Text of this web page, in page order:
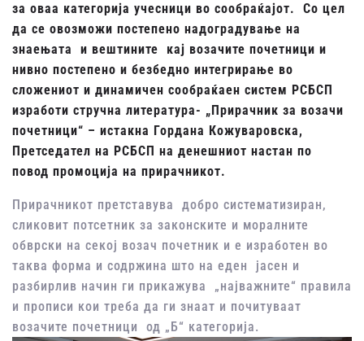
за оваа категорија учесници во сообраќајот. Со цел
да се овозможи постепено надоградување на
знаењата и вештините кај возачите почетници и
нивно постепено и безбедно интегрирање во
сложениот и динамичен сообраќаен систем РСБСП
изработи стручна литература- „Прирачник за возачи
почетници“ – истакна Гордана Кожуваровска,
Претседател на РСБСП на денешниот настан по
повод промоција на прирачникот.
Прирачникот претставува добро систематизиран,
сликовит потсетник за законските и моралните
обврски на секој возач почетник и е изработен во
таква форма и содржина што на еден јасен и
разбирлив начин ги прикажува „најважните“ правила
и прописи кои треба да ги знаат и почитуваат
возачите почетници од „Б“ категорија.